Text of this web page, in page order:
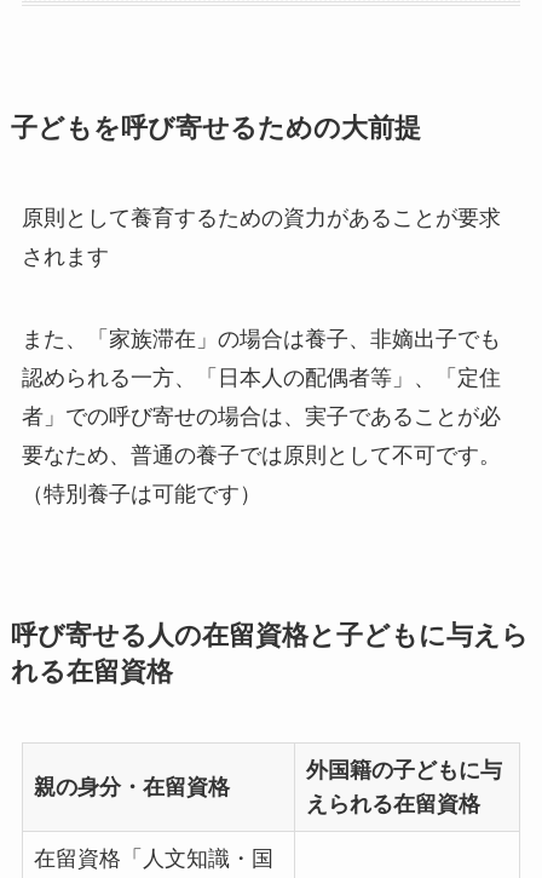
子どもを呼び寄せるための大前提
原則として養育するための資力があることが要求
されます
また、「家族滞在」の場合は養子、非嫡出子でも
認められる一方、「日本人の配偶者等」、「定住
者」での呼び寄せの場合は、実子であることが必
要なため、普通の養子では原則として不可です。
（特別養子は可能です）
呼び寄せる人の在留資格と子どもに与えら
れる在留資格
親の身分・在留資格
外国籍の子どもに与
えられる在留資格
在留資格「人文知識・国